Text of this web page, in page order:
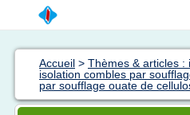
Accueil > Thèmes & articles :
isolation combles par
par soufflage ouate de